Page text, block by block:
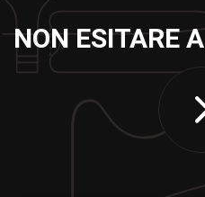
NON ESITARE